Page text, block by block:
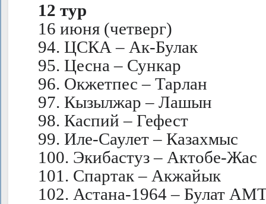
12 тур
16 июня (четверг)
94. ЦСКА – Ак-Булак
95. Цесна – Сункар
96. Окжетпес – Тарлан
97. Кызылжар – Лашын
98. Каспий – Гефест
99. Иле-Саулет – Казахмыс
100. Экибастуз – Актобе-Жас
101. Спартак – Акжайык
102. Астана-1964 – Булат